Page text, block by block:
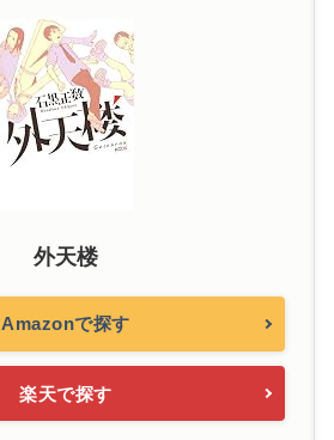
外天楼
Amazonで探す
楽天で探す